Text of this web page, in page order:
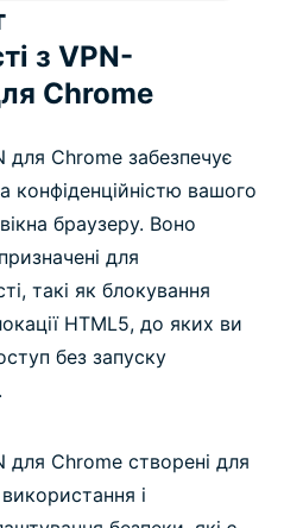
з VPN-
Chrome
Chrome забезпечує
вашого
браузеру. Воно
для
такі як блокування
HTML5, до яких ви
без запуску
Chrome створені для
і